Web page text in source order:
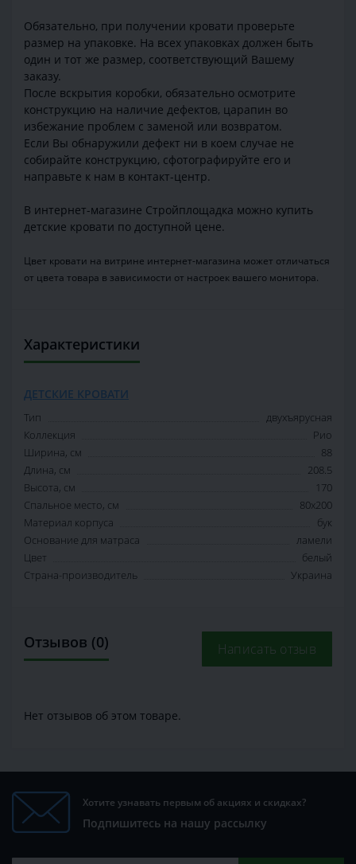
Обязательно, при получении кровати проверьте
размер на упаковке. На всех упаковках должен быть
один и тот же размер, соответствующий Вашему
заказу.
После вскрытия коробки, обязательно осмотрите
конструкцию на наличие дефектов, царапин во
избежание проблем с заменой или возвратом.
Если Вы обнаружили дефект ни в коем случае не
собирайте конструкцию, сфотографируйте его и
направьте к нам в контакт-центр.
В интернет-магазине Стройплощадка можно купить
детские кровати по доступной цене.
Цвет кровати на витрине интернет-магазина может отличаться
от цвета товара в зависимости от настроек вашего монитора.
Характеристики
ДЕТСКИЕ КРОВАТИ
Тип
двухъярусная
Коллекция
Рио
Ширина, см
88
Длина, см
208.5
Высота, см
170
Спальное место, см
80x200
Материал корпуса
бук
Основание для матраса
ламели
Цвет
белый
Страна-производитель
Украина
Отзывов (0) Написать отзыв
Нет отзывов об этом товаре.
Хотите узнавать первым об акциях и скидках?
Подпишитесь на нашу рассылку